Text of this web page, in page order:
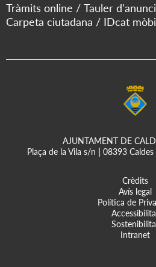
Tràmits online
Tauler
Carpeta ciutadana
IDcat
AJUNTAMENT DE
Plaça de la Vila s/n
08393 Caldes
Crèdits
Avís legal
Política de
Intranet